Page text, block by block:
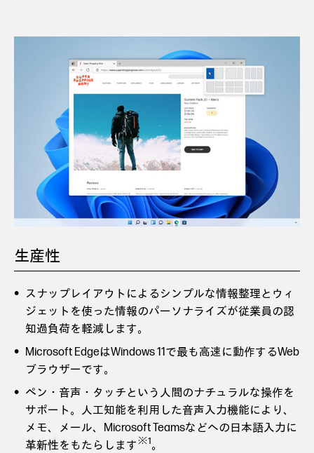
生産性
スナップレイアウトによるシンプルな情報整理とウィ
ジェットを使った情報のパーソナライズが従業員の認
知過負荷を軽減します。
Microsoft EdgeはWindows 11で最も高速に動作するWeb
ブラウザーです。
ペン・音声・タッチという人間のナチュラルな操作を
サポート。人工知能を利用した音声入力機能により、
メモ、メール、Microsoft Teamsなどへの日本語入力に
革新性をもたらします※1。